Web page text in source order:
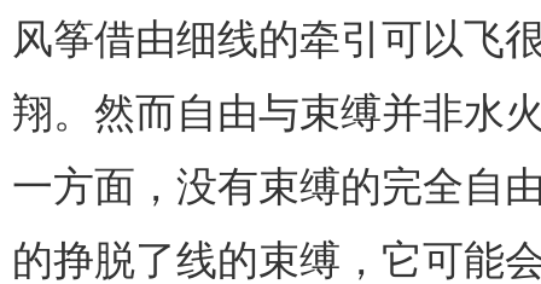
风筝借由细线的牵引可以飞
翔。然而自由与束缚并非水
一方面，没有束缚的完全自
的挣脱了线的束缚，它可能